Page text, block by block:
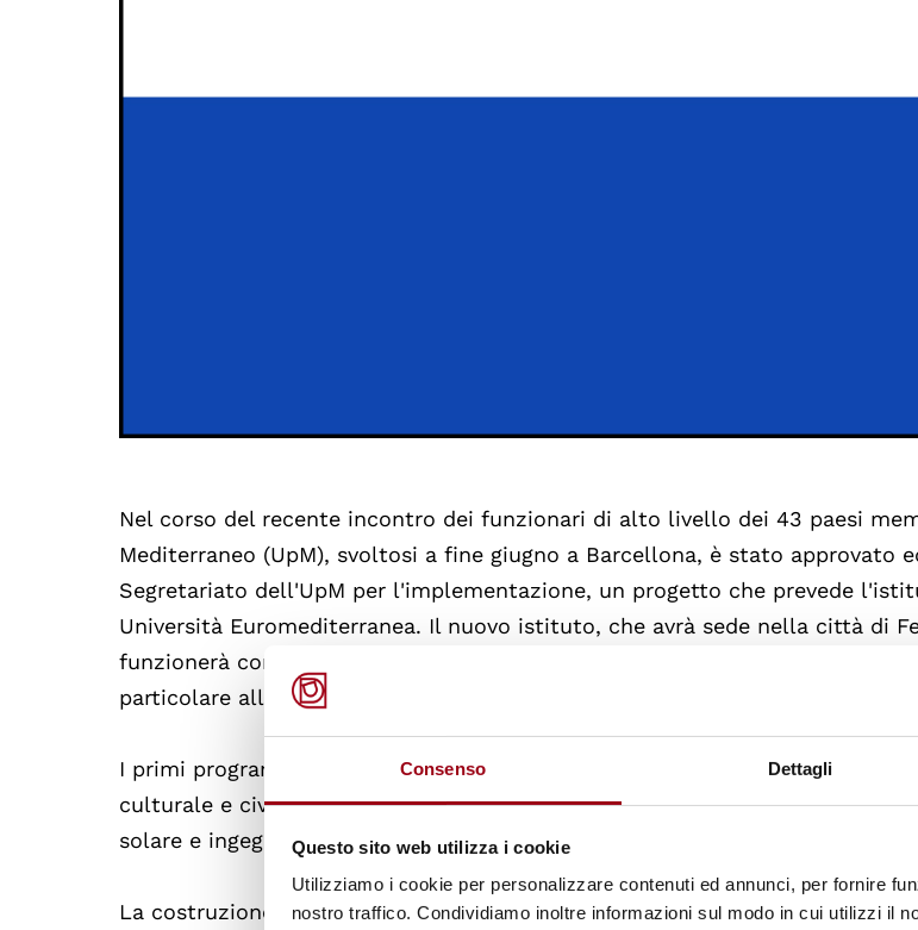
Consenso Dettagli
Questo sito web utilizza i cookie
Utilizziamo i cookie per personalizzare contenuti ed annunci, per fornire
nostro traffico. Condividiamo inoltre informazioni sul modo in cui utilizzi il
Nel corso del recente incontro dei funzionari di alto livello dei 43 paesi
Mediterraneo (UpM), svoltosi a fine giugno a Barcellona, è stato approvato
Segretariato dell'UpM per l'implementazione, un progetto che prevede
Università Euromediterranea. Il nuovo istituto, che avrà sede nella città di
funzionerà come Centro internazionale di formazione superiore e ricerca,
particolare alle priorità della regione mediterranea.
I primi programmi previsti per questa nuova istituzione saranno tre: a)
culturale e civiltà del Mediterraneo; b) Scienze politiche, economiche e
solare e ingegneria dei materiali
La costruzione dell'università comincerà nel 2012 con inaugurazione